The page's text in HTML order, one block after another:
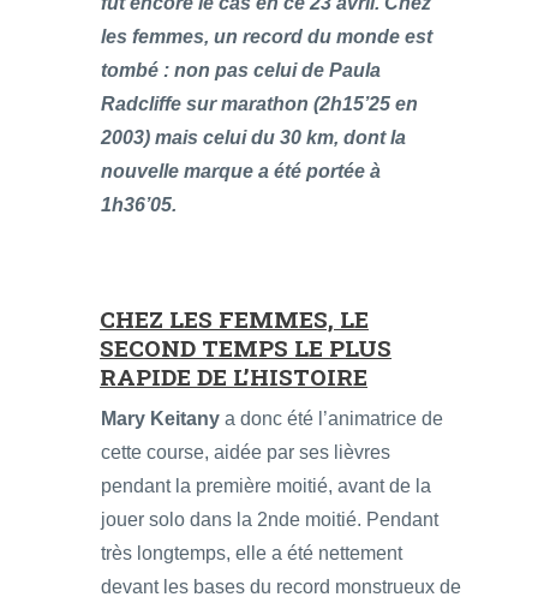
les femmes, un record du monde est
tombé : non pas celui de Paula
Radcliffe sur marathon (2h15’25 en
2003) mais celui du 30 km, dont la
nouvelle marque a été portée à
1h36’05.
CHEZ LES FEMMES, LE
SECOND TEMPS LE PLUS
RAPIDE DE L’HISTOIRE
Mary Keitany a donc été l’animatrice de
cette course, aidée par ses lièvres
pendant la première moitié, avant de la
jouer solo dans la 2nde moitié. Pendant
très longtemps, elle a été nettement
devant les bases du record monstrueux de